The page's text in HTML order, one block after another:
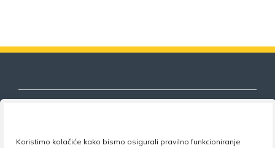
Koristimo kolačiće kako bismo osigurali pravilno funkcioniranje
Nezavisni sindikat znanosti i visokog